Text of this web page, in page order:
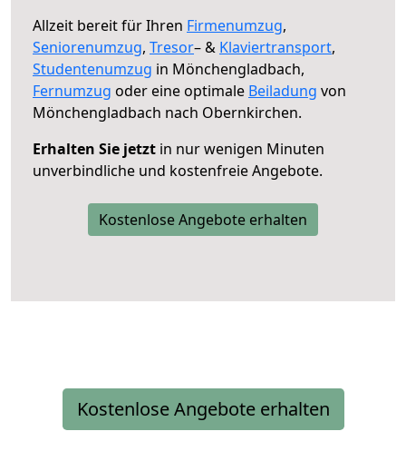
Allzeit bereit für Ihren Firmenumzug,
Seniorenumzug, Tresor– & Klaviertransport,
Studentenumzug in Mönchengladbach,
Fernumzug oder eine optimale Beiladung von
Mönchengladbach nach Obernkirchen.
Erhalten Sie jetzt in nur wenigen Minuten
unverbindliche und kostenfreie Angebote.
Kostenlose Angebote erhalten
Kostenlose Angebote erhalten